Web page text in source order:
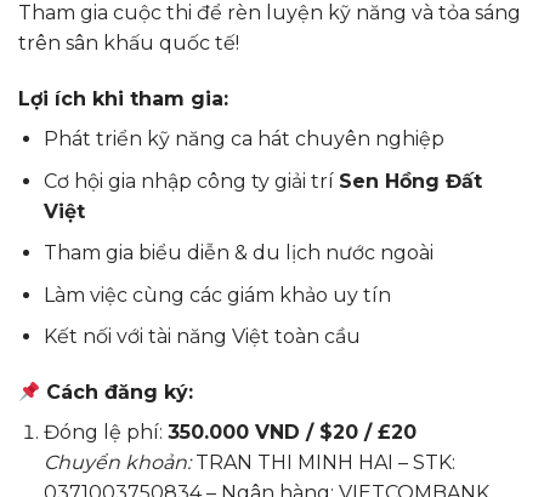
Tham gia cuộc thi để rèn luyện kỹ năng và tỏa sáng
trên sân khấu quốc tế!
Lợi ích khi tham gia:
Phát triển kỹ năng ca hát chuyên nghiệp
Cơ hội gia nhập công ty giải trí Sen Hồng Đất
Việt
Tham gia biểu diễn & du lịch nước ngoài
Làm việc cùng các giám khảo uy tín
Kết nối với tài năng Việt toàn cầu
Cách đăng ký:
Đóng lệ phí: 350.000 VND / $20 / £20
Chuyển khoản:TRAN THI MINH HAI – STK: